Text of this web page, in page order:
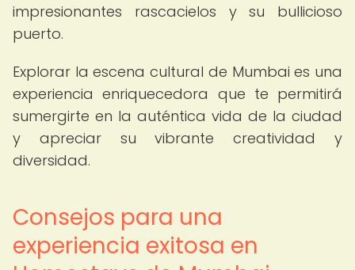
impresionantes rascacielos y su bullicioso
puerto.
Explorar la escena cultural de Mumbai es una
experiencia enriquecedora que te permitirá
sumergirte en la auténtica vida de la ciudad
y apreciar su vibrante creatividad y
diversidad.
Consejos para una
experiencia exitosa en